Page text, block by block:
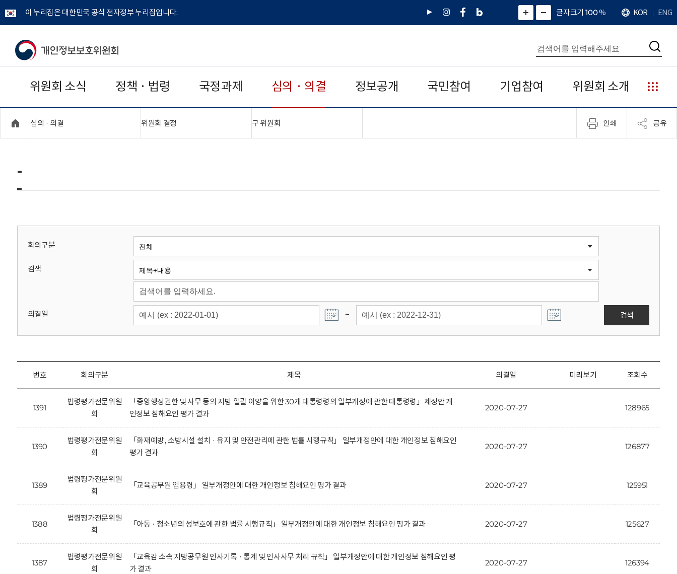
이 누리집은 대한민국 공식 전자정부 누리집입니다.
유
인
페
네
그
)
화
면
면
소
확
대
치
글자크기 100%
언
어
KOR ENG
개
보
보
위
회
통
합
검
색
검
위원회 소식 정책 · 법령 국정과제 심의 · 의결 정보공개 국민참여 기업참여 위원회 소개
누
리
집
안
심의 · 의결 위원회 결정 구 위원회 인쇄 공유
-
회의구분
검색
의결일 ~ 검색
번호 회의구분 제목 의결일 미리보기 조회수
1391
법령평가전문위원
회
「중앙행정권한 및 사무 등의 지방 일괄 이양을 위한 30개 대통령령의 일부개정에 관한 대통령령」제정안 개
인정보 침해요인 평가 결과
2020-07-27 128965
1390
법령평가전문위원
회
「화재예방, 소방시설 설치 · 유지 및 안전관리에 관한 법률 시행규칙」 일부개정안에 대한 개인정보 침해요인
평가 결과
2020-07-27 126877
1389
법령평가전문위원
회
「교육공무원 임용령」 일부개정안에 대한 개인정보 침해요인 평가 결과 2020-07-27 125951
1388
법령평가전문위원
회
「아동 · 청소년의 성보호에 관한 법률 시행규칙」 일부개정안에 대한 개인정보 침해요인 평가 결과 2020-07-27 125627
1387
법령평가전문위원
회
「교육감 소속 지방공무원 인사기록 · 통계 및 인사사무 처리 규칙」 일부개정안에 대한 개인정보 침해요인 평
가 결과
2020-07-27 126394